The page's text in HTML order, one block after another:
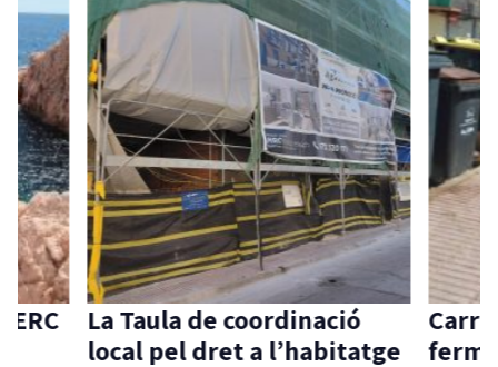
La Taula de coordinació
local pel dret a l’habitatge